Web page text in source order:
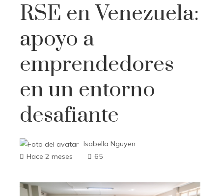
RSE en Venezuela:
apoyo a
emprendedores
en un entorno
desafiante
Isabella Nguyen
Hace 2 meses
65